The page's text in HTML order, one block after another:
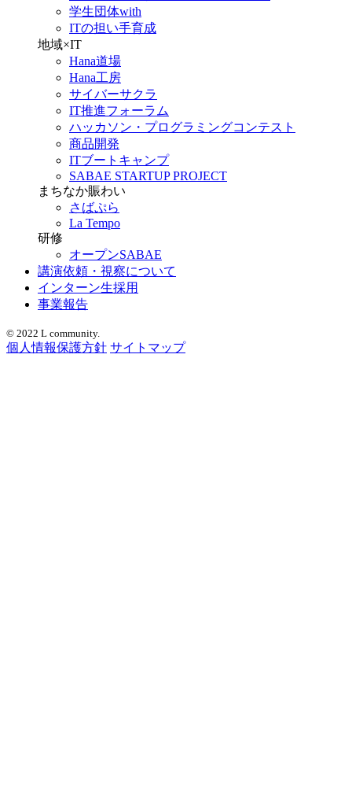
学生団体with
ITの担い手育成
地域×IT
Hana道場
Hana工房
サイバーサクラ
IT推進フォーラム
ハッカソン・プログラミングコンテスト
商品開発
ITブートキャンプ
SABAE STARTUP PROJECT
まちなか賑わい
さばぷら
La Tempo
研修
オープンSABAE
講演依頼・視察について
インターン生採用
事業報告
© 2022 L community.
個人情報保護方針 サイトマップ